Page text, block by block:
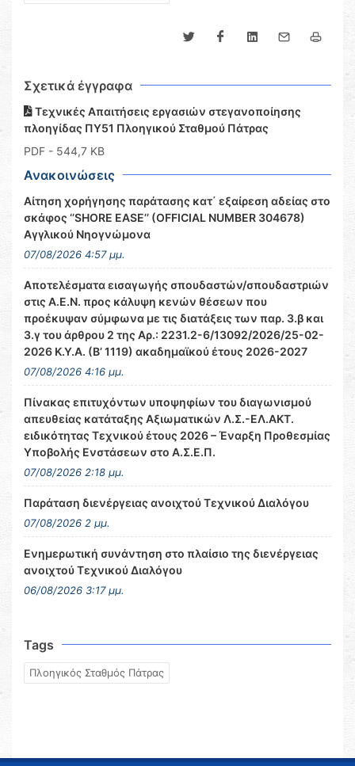
Σχετικά έγγραφα
Τεχνικές Απαιτήσεις εργασιών στεγανοποίησης
πλοηγίδας ΠΥ51 Πλοηγικού Σταθμού Πάτρας
PDF - 544,7 KB
Ανακοινώσεις
Αίτηση χορήγησης παράτασης κατ΄ εξαίρεση αδείας στο
σκάφος ‘’SHORE EASE’’ (OFFICIAL NUMBER 304678)
Αγγλικού Νηογνώμονα
07/08/2026 4:57 μμ.
Αποτελέσματα εισαγωγής σπουδαστών/σπουδαστριών
στις Α.Ε.Ν. προς κάλυψη κενών θέσεων που
προέκυψαν σύμφωνα με τις διατάξεις των παρ. 3.β και
3.γ του άρθρου 2 της Αρ.: 2231.2-6/13092/2026/25-02-
2026 Κ.Υ.Α. (Β’ 1119) ακαδημαϊκού έτους 2026-2027
07/08/2026 4:16 μμ.
Πίνακας επιτυχόντων υποψηφίων του διαγωνισμού
απευθείας κατάταξης Αξιωματικών Λ.Σ.-ΕΛ.ΑΚΤ.
ειδικότητας Τεχνικού έτους 2026 – Έναρξη Προθεσμίας
Υποβολής Ενστάσεων στο Α.Σ.Ε.Π.
07/08/2026 2:18 μμ.
Παράταση διενέργειας ανοιχτού Τεχνικού Διαλόγου
07/08/2026 2 μμ.
Ενημερωτική συνάντηση στο πλαίσιο της διενέργειας
ανοιχτού Τεχνικού Διαλόγου
06/08/2026 3:17 μμ.
Tags
Πλοηγικός Σταθμός Πάτρας